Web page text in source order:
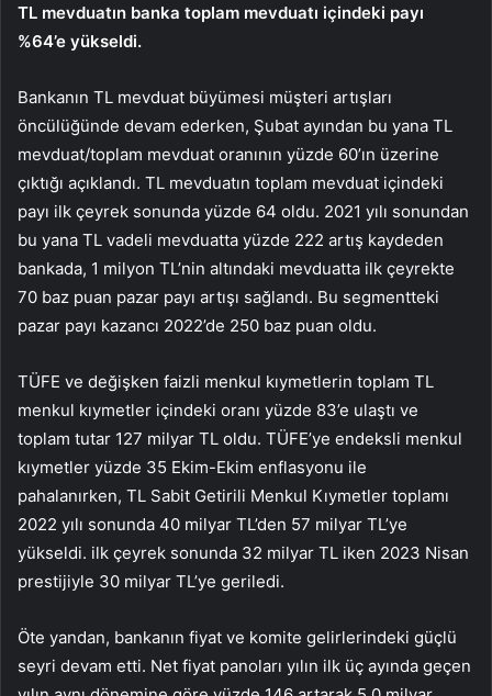
TL mevduatın banka toplam mevduatı içindeki payı
%64’e yükseldi.
Bankanın TL mevduat büyümesi müşteri artışları
öncülüğünde devam ederken, Şubat ayından bu yana TL
mevduat/toplam mevduat oranının yüzde 60’ın üzerine
çıktığı açıklandı. TL mevduatın toplam mevduat içindeki
payı ilk çeyrek sonunda yüzde 64 oldu. 2021 yılı sonundan
bu yana TL vadeli mevduatta yüzde 222 artış kaydeden
bankada, 1 milyon TL’nin altındaki mevduatta ilk çeyrekte
70 baz puan pazar payı artışı sağlandı. Bu segmentteki
pazar payı kazancı 2022’de 250 baz puan oldu.
TÜFE ve değişken faizli menkul kıymetlerin toplam TL
menkul kıymetler içindeki oranı yüzde 83’e ulaştı ve
toplam tutar 127 milyar TL oldu. TÜFE’ye endeksli menkul
kıymetler yüzde 35 Ekim-Ekim enflasyonu ile
pahalanırken, TL Sabit Getirili Menkul Kıymetler toplamı
2022 yılı sonunda 40 milyar TL’den 57 milyar TL’ye
yükseldi. ilk çeyrek sonunda 32 milyar TL iken 2023 Nisan
prestijiyle 30 milyar TL’ye geriledi.
Öte yandan, bankanın fiyat ve komite gelirlerindeki güçlü
seyri devam etti. Net fiyat panoları yılın ilk üç ayında geçen